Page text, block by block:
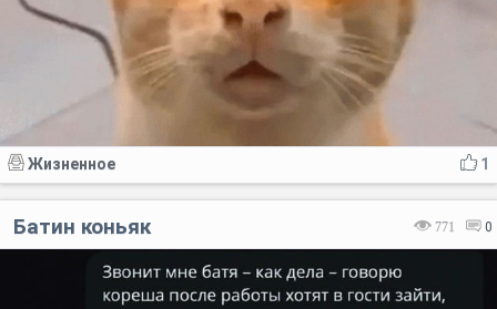
1
Жизненное
771 0
Батин коньяк